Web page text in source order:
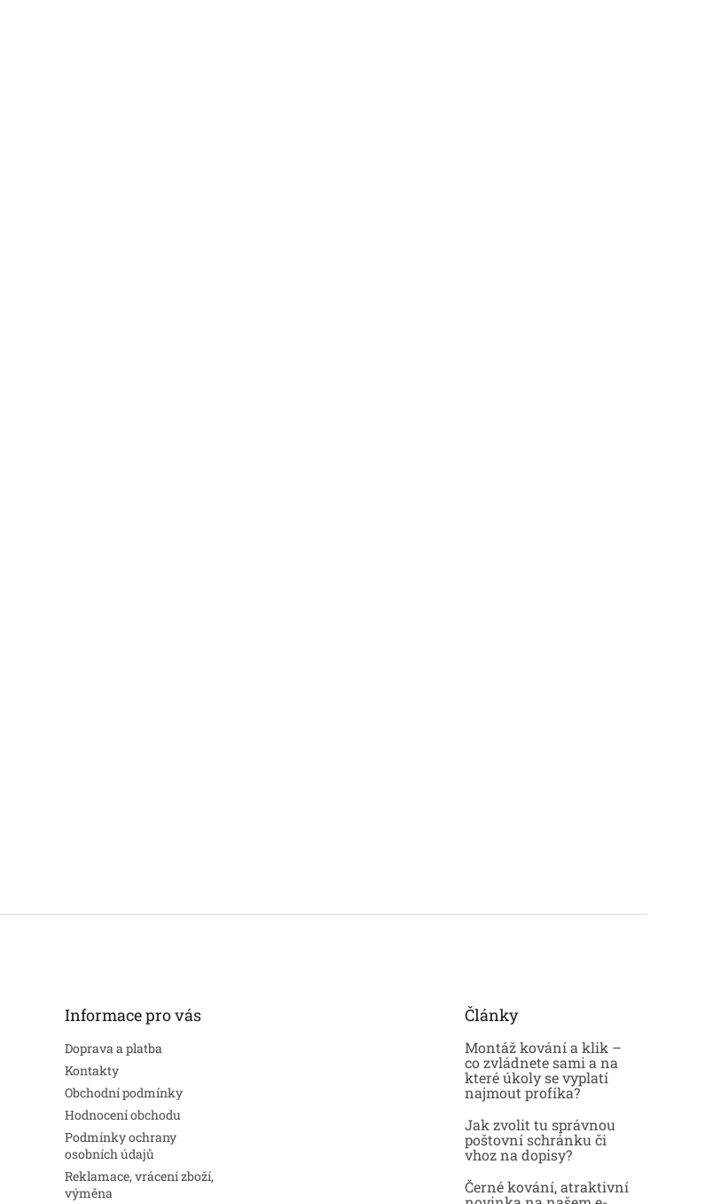
Informace pro vás
Doprava a platba
Kontakty
Obchodní podmínky
Hodnocení obchodu
Podmínky ochrany
osobních údajů
Reklamace, vrácení zboží,
výměna
Články
Montáž kování a klik –
co zvládnete sami a na
které úkoly se vyplatí
najmout profíka?
Jak zvolit tu správnou
poštovní schránku či
vhoz na dopisy?
Černé kování, atraktivní